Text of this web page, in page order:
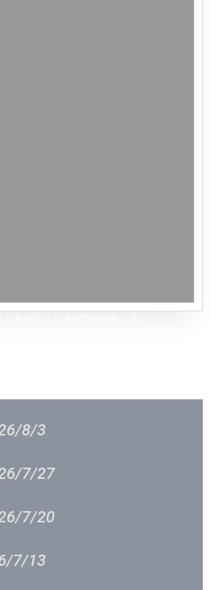
8/3
7/27
7/20
7/13